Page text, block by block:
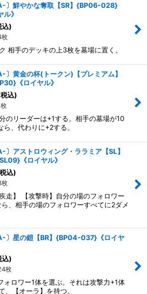
〕鮮やかな奪取【SR】{BP06-028}
ル》
込)
枚
相手のデッキの上3枚を墓場に置く。
〕黄金の杯(トークン)【プレミアム】
《ロイヤル》
込)
リーダーは+1する。相手の墓場が10
ら、代わりに+2する。
〕アストロウィング・ララミア【SL】
《ロイヤル》
込)
枚
】 【攻撃時】自分の場のフォロワー
、相手の場のフォロワーすべてに2ダメ
〕星の鎧【BR】{BP04-037}《ロイヤ
込)
枚
ォロワー1体を選ぶ。それは攻撃力+1体
、【オーラ】を持つ。